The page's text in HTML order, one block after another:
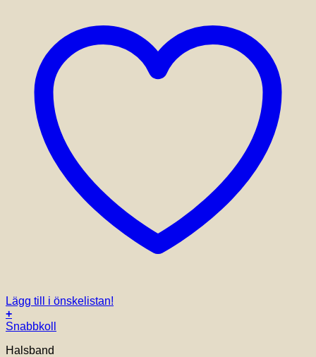
Lägg till i önskelistan!
+
Snabbkoll
Halsband